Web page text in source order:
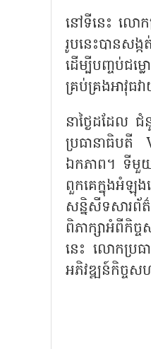
នៅទីនេះ លោក
រូបនេះបានសង្
ដើម្បីបញ្ចប់ជម្
គ្រប់គ្រងអាវុធ
នាថ្ងៃដដែល
ប្រធានាធិបតី
ឯកភាព។ ទីមួយ
ពួកគេក្នុងអំឡុ
សន្និសីទសារព័
ពិភាក្សាអំពីកិច្
នេះ លោកប្រធ
អភិវឌ្ឍន៍កិច្ចស